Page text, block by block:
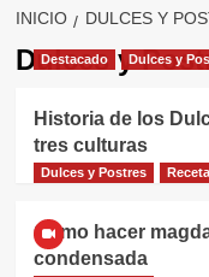
INICIO DULCES Y
Dulces y
Destacado Dulces y
Historia de los
tres culturas
Dulces y Postres
Cómo hacer
condensada